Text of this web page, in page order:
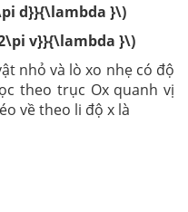
d}}{\lambda }\)
v}}{\lambda }\)
nhỏ và lò xo nhẹ có độ
theo trục Ox quanh vị
về theo li độ x là